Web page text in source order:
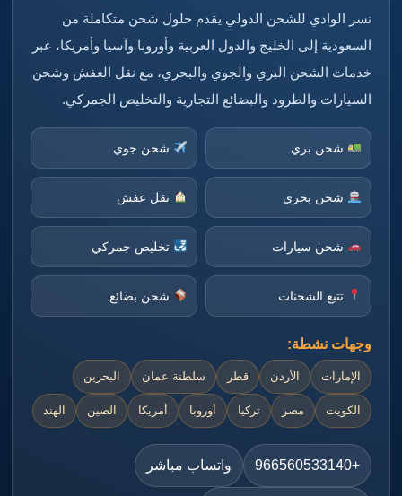
نسر الوادي للشحن الدولي يقدم حلول شحن متكاملة من
السعودية إلى الخليج والدول العربية وأوروبا وآسيا وأمريكا، عبر
خدمات الشحن البري والجوي والبحري، مع نقل العفش وشحن
السيارات والطرود والبضائع التجارية والتخليص الجمركي.
شحن بري شحن جوي
شحن بحري نقل عفش
شحن سيارات تخليص جمركي
تتبع الشحنات شحن بضائع
وجهات نشطة:
الإمارات الأردن قطر سلطنة عمان البحرين
الكويت مصر تركيا أوروبا أمريكا الصين الهند
+966560533140 واتساب مباشر